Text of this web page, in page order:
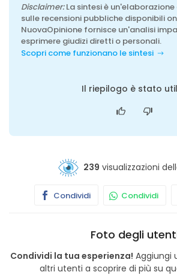
Disclaimer:La sintesi è
sulle recensioni pubbliche disponibili
NuovaOpinione fornisce un'analisi
esprimere giudizi diretti o personali.
Scopri come funzionano le sintesi
Il riepilogo è stato
239 visualizzazioni
Condividi Condividi
Foto degli
Condividi la tua esperienza! Aggiungi
altri utenti a scoprire di più su